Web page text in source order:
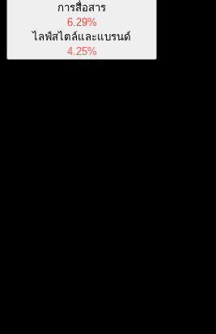
การสื่อสาร
6.29%
ไลฟ์สไตล์และแบรนด์
4.25%